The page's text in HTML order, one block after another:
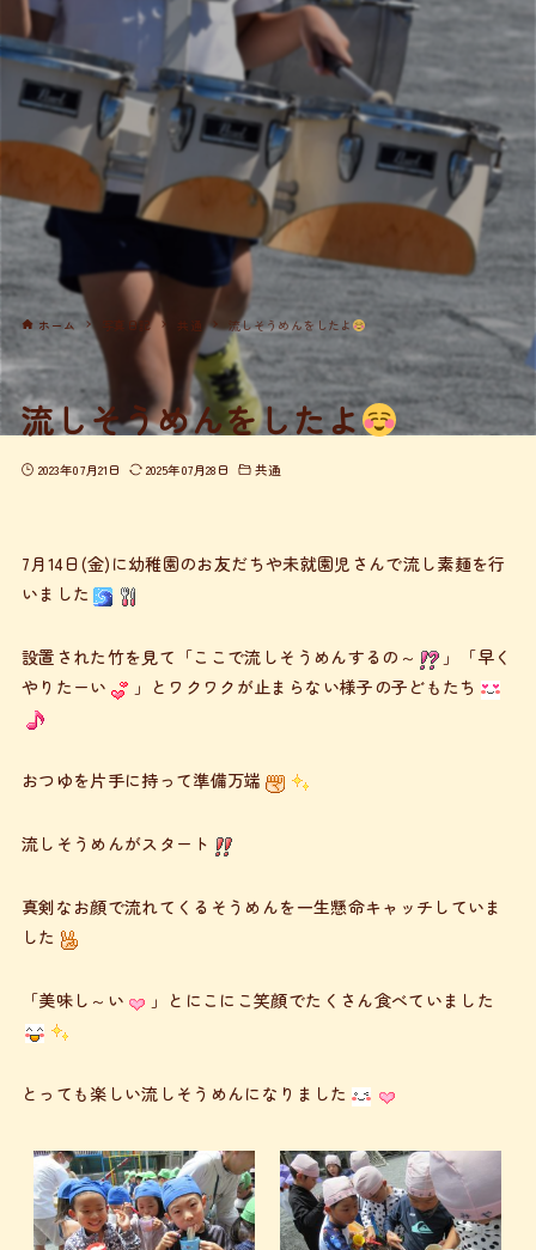
ホーム 写真日記 共通 流しそうめんをしたよ
流しそうめんをしたよ
2023年07月21日 2025年07月28日 共通
7月14日(金)に幼稚園のお友だちや未就園児さんで流し素麺を行
いました
設置された竹を見て「ここで流しそうめんするの～
」「早く
やりたーい
」とワクワクが止まらない様子の子どもたち
おつゆを片手に持って準備万端
流しそうめんがスタート
真剣なお顔で流れてくるそうめんを一生懸命キャッチしていま
した
「美味し～い 」とにこにこ笑顔でたくさん食べていました
とっても楽しい流しそうめんになりました